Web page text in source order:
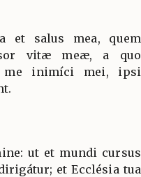
et salus mea, quem
vitæ meæ, a quo
me inimíci mei, ipsi
ut et mundi cursus
et Ecclésia tua